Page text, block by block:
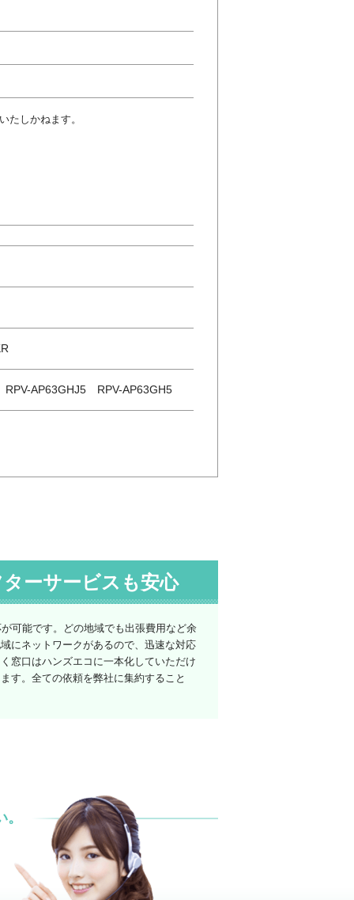
たしかねます。
AP63GHJ5 RPV-AP63GH5
ーサービスも安心
可能です。どの地域でも出張費用など余
にネットワークがあるので、迅速な対応
窓口はハンズエコに一本化していただけ
す。全ての依頼を弊社に集約すること